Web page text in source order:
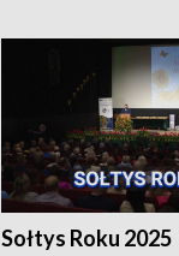
Sołtys Roku 2025